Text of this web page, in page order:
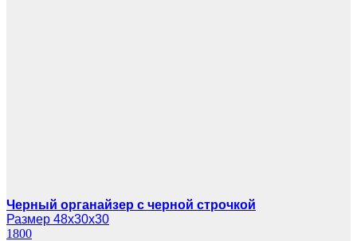
Черный органайзер с черной строчкой
Размер 48х30х30
1800